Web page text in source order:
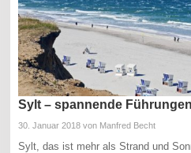
Sylt – spannende
30. Januar 2018 von Manfred Becht
Sylt, das ist mehr als Strand und